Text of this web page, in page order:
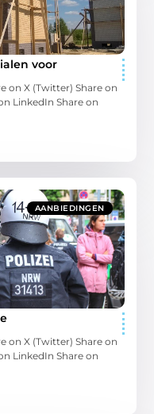
voor
on X (Twitter) Share on
LinkedIn Share on
AANBIEDINGEN
on X (Twitter) Share on
LinkedIn Share on